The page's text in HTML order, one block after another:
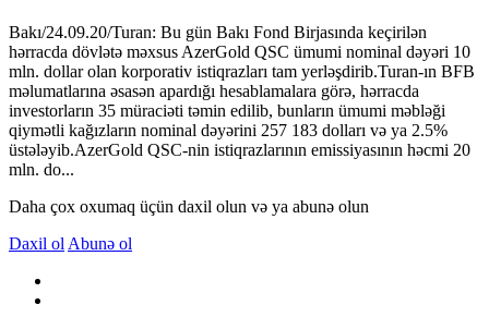
Bakı/24.09.20/Turan: Bu gün Bakı Fond Birjasında keçirilən
hərracda dövlətə məxsus AzerGold QSC ümumi nominal dəyəri 10
mln. dollar olan korporativ istiqrazları tam yerləşdirib.Turan-ın BFB
məlumatlarına əsasən apardığı hesablamalara görə, hərracda
investorların 35 müraciəti təmin edilib, bunların ümumi məbləği
qiymətli kağızların nominal dəyərini 257 183 dolları və ya 2.5%
üstələyib.AzerGold QSC-nin istiqrazlarının emissiyasının həcmi 20
mln. do...
Daha çox oxumaq üçün daxil olun və ya abunə olun
Daxil ol Abunə ol